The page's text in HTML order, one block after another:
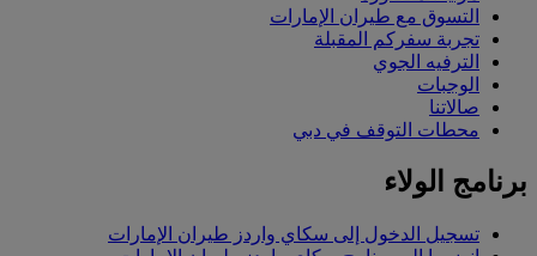
التسوق مع طيران الإمارات
تجربة سفركم المقبلة
الترفيه الجوي
الوجبات
صالاتنا
محطات التوقف في دبي
برنامج الولاء
تسجيل الدخول إلى سكاي واردز طيران الإمارات